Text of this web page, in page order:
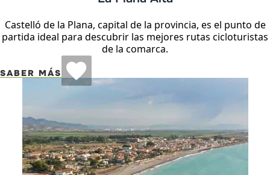
Castelló de la Plana, capital de la provincia, es el punto de
partida ideal para descubrir las mejores rutas cicloturistas
de la comarca.
SABER MÁS